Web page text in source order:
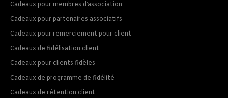
Cadeaux pour membres d’association
Cadeaux pour partenaires associatifs
Cadeaux pour remerciement pour client
Cadeaux de fidélisation client
Cadeaux pour clients fidèles
Cadeaux de programme de fidélité
Cadeaux de rétention client